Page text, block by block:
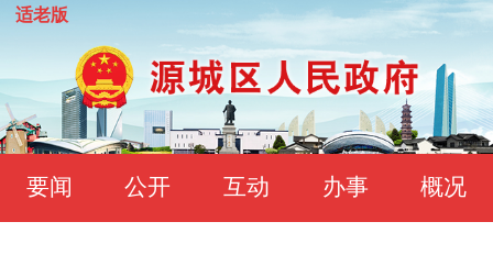
适老版
要闻 公开 互动 办事 概况